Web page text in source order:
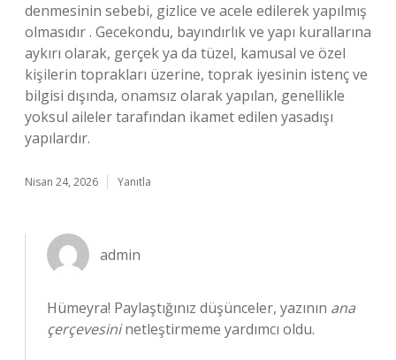
denmesinin sebebi, gizlice ve acele edilerek yapılmış
olmasıdır . Gecekondu, bayındırlık ve yapı kurallarına
aykırı olarak, gerçek ya da tüzel, kamusal ve özel
kişilerin toprakları üzerine, toprak iyesinin istenç ve
bilgisi dışında, onamsız olarak yapılan, genellikle
yoksul aileler tarafından ikamet edilen yasadışı
yapılardır.
Nisan 24, 2026 Yanıtla
admin
Hümeyra! Paylaştığınız düşünceler, yazının ana
çerçevesininetleştirmeme yardımcı oldu.